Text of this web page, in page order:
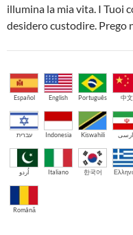
illumina la mia vita. I Tuoi
desidero custodire. Prego
Español English Português 中文
עברית Indonesia Kiswahili
اُردو Italiano 한국어
Română